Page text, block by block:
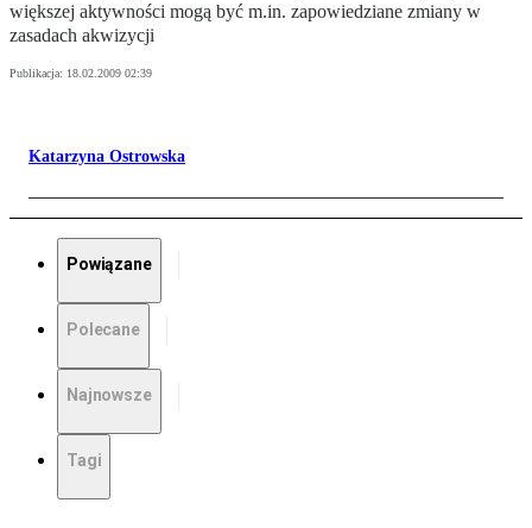
większej aktywności mogą być m.in. zapowiedziane zmiany w
zasadach akwizycji
Publikacja: 18.02.2009 02:39
Katarzyna Ostrowska
Powiązane
Polecane
Najnowsze
Tagi